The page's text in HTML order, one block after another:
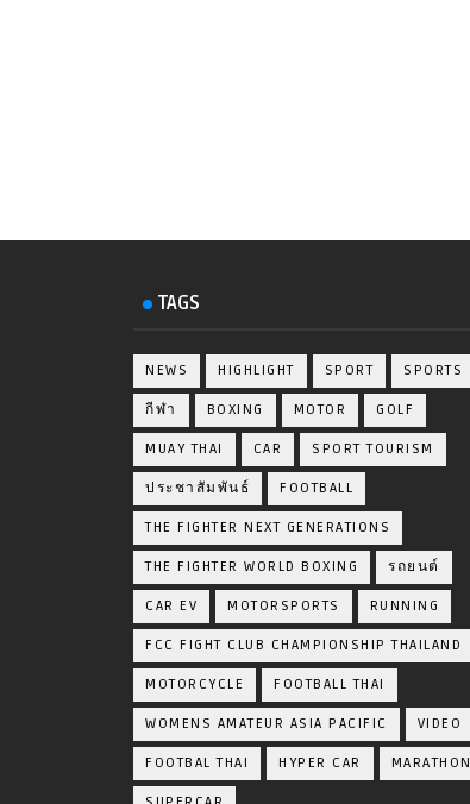
TAGS
NEWS HIGHLIGHT SPORT SPORTS
กีฬา BOXING MOTOR GOLF
MUAY THAI CAR SPORT TOURISM
ประชาสัมพันธ์ FOOTBALL
THE FIGHTER NEXT GENERATIONS
THE FIGHTER WORLD BOXING รถยนต์
CAR EV MOTORSPORTS RUNNING
FCC FIGHT CLUB CHAMPIONSHIP THAILAND
MOTORCYCLE FOOTBALL THAI
WOMENS AMATEUR ASIA PACIFIC VIDEO
FOOTBAL THAI HYPER CAR MARATHON